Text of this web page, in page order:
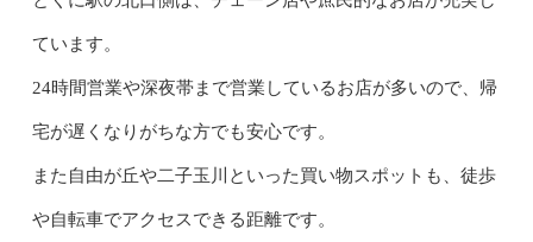
ています。
24時間営業や深夜帯まで営業しているお店が多いので、帰
宅が遅くなりがちな方でも安心です。
また自由が丘や二子玉川といった買い物スポットも、徒歩
や自転車でアクセスできる距離です。